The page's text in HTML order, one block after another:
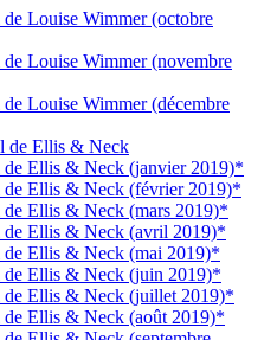
de Louise Wimmer (octobre
de Louise Wimmer (novembre
de Louise Wimmer (décembre
de Ellis & Neck
de Ellis & Neck (janvier 2019)*
de Ellis & Neck (février 2019)*
de Ellis & Neck (mars 2019)*
de Ellis & Neck (avril 2019)*
de Ellis & Neck (mai 2019)*
de Ellis & Neck (juin 2019)*
de Ellis & Neck (juillet 2019)*
de Ellis & Neck (août 2019)*